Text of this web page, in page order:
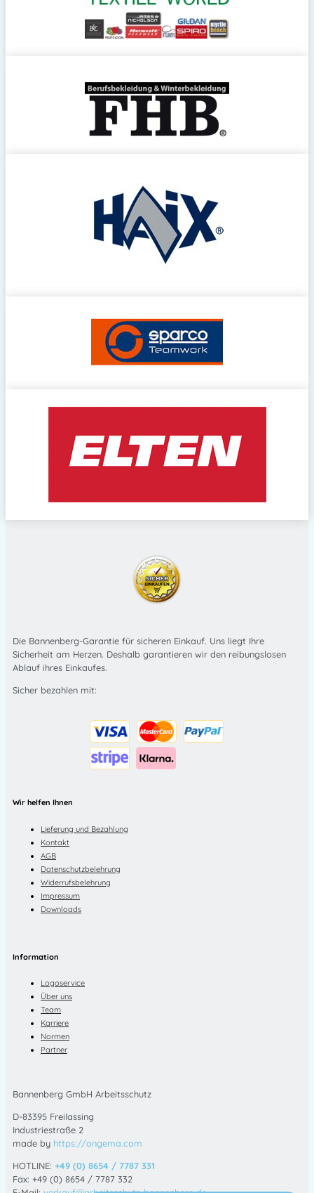
Die Bannenberg-Garantie für sicheren Einkauf. Uns liegt Ihre
Sicherheit am Herzen. Deshalb garantieren wir den reibungslosen
Ablauf ihres Einkaufes.
Sicher bezahlen mit:
Wir helfen Ihnen
Lieferung und Bezahlung
Kontakt
AGB
Datenschutzbelehrung
Widerrufsbelehrung
Impressum
Downloads
Information
Logoservice
Über uns
Team
Karriere
Normen
Partner
Bannenberg GmbH Arbeitsschutz
D-83395 Freilassing
Industriestraße 2
made by https://ongema.com
HOTLINE: +49 (0) 8654 / 7787 331
Fax: +49 (0) 8654 / 7787 332